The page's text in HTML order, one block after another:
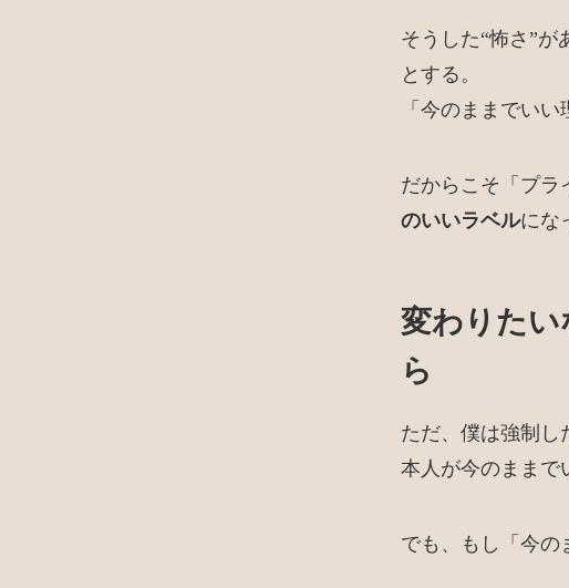
そうした“怖さ”が
とする。
「今のままでい
だからこそ「プラ
のいいラベルにな
変わりたい
ら
ただ、僕は強制し
本人が今のままで
でも、もし「今の